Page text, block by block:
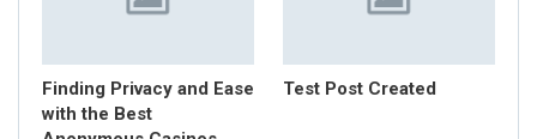
Finding Privacy and Ease
with the Best
Test Post Created